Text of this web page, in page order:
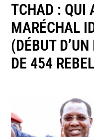
TCHAD : QUI
MARÉCHAL
(DÉBUT
DE 454